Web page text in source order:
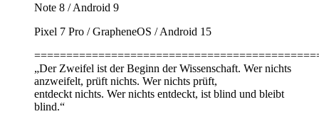
Note 8 / Android 9
Pixel 7 Pro / GrapheneOS / Android 15
„Der Zweifel ist der Beginn der Wissenschaft. Wer nichts
anzweifelt, prüft nichts. Wer nichts prüft,
entdeckt nichts. Wer nichts entdeckt, ist blind und bleibt
blind.“